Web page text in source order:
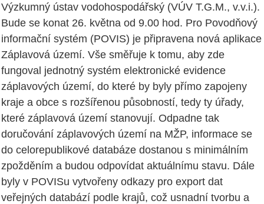
Výzkumný ústav vodohospodářský (VÚV T.G.M., v.v.i.).
Bude se konat 26. května od 9.00 hod. Pro Povodňový
informační systém (POVIS) je připravena nová aplikace
Záplavová území. Vše směřuje k tomu, aby zde
fungoval jednotný systém elektronické evidence
záplavových území, do které by byly přímo zapojeny
kraje a obce s rozšířenou působností, tedy ty úřady,
které záplavová území stanovují. Odpadne tak
doručování záplavových území na MŽP, informace se
do celorepublikové databáze dostanou s minimálním
zpožděním a budou odpovídat aktuálnímu stavu. Dále
byly v POVISu vytvořeny odkazy pro export dat
veřejných databází podle krajů, což usnadní tvorbu a